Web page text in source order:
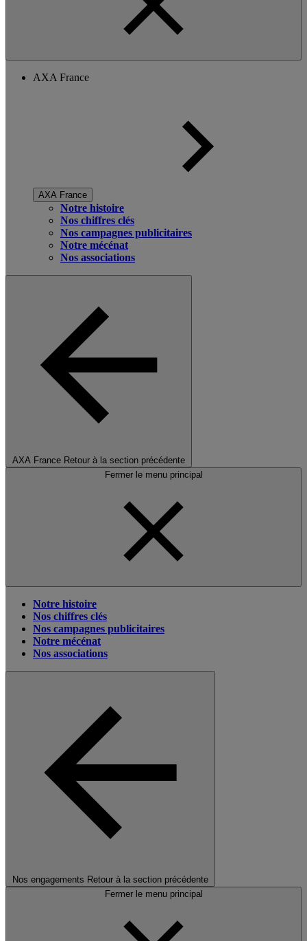
AXA France
AXA France
Notre histoire
Nos chiffres clés
Nos campagnes publicitaires
Notre mécénat
Nos associations
AXA France Retour à la section précédente
Fermer le menu principal
Notre histoire
Nos chiffres clés
Nos campagnes publicitaires
Notre mécénat
Nos associations
Nos engagements Retour à la section précédente
Fermer le menu principal